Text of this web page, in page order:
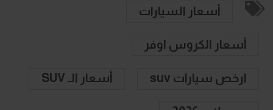
أسعار السيارات
أسعار الكروس اوفر
ارخص سيارات suv أسعار الـ SUV